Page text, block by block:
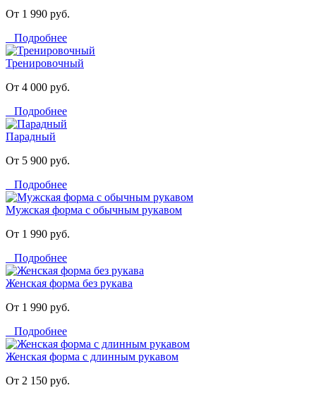
От 1 990 руб.
Подробнее
Тренировочный
От 4 000 руб.
Подробнее
Парадный
От 5 900 руб.
Подробнее
Мужская форма с обычным рукавом
От 1 990 руб.
Подробнее
Женская форма без рукава
От 1 990 руб.
Подробнее
Женская форма с длинным рукавом
От 2 150 руб.